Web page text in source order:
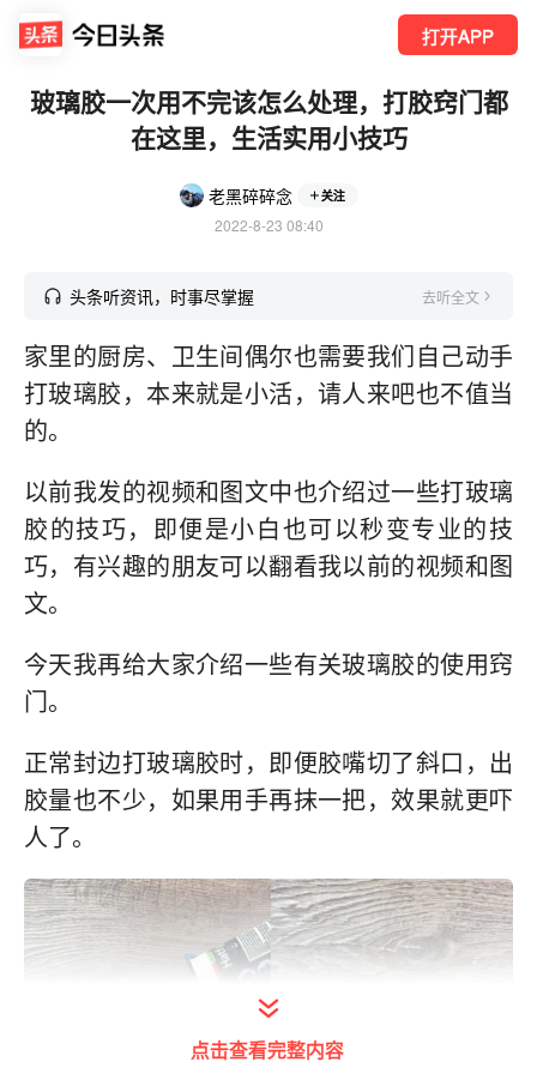
打开APP
玻璃胶一次用不完该怎么处理，打胶窍门都
在这里，生活实用小技巧
老黑碎碎念 关注
2022-8-23 08:40
头条听资讯，时事尽掌握 去听全文
家里的厨房、卫生间偶尔也需要我们自己动手
打玻璃胶，本来就是小活，请人来吧也不值当
的。
以前我发的视频和图文中也介绍过一些打玻璃
胶的技巧，即便是小白也可以秒变专业的技
巧，有兴趣的朋友可以翻看我以前的视频和图
文。
今天我再给大家介绍一些有关玻璃胶的使用窍
门。
正常封边打玻璃胶时，即便胶嘴切了斜口，出
胶量也不少，如果用手再抹一把，效果就更吓
人了。
点击查看完整内容